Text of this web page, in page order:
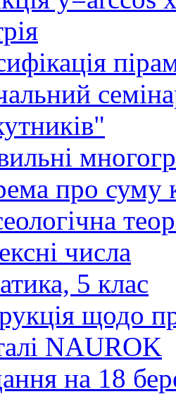
про суму
числа
5 клас
щодо
NAUROK
на 18